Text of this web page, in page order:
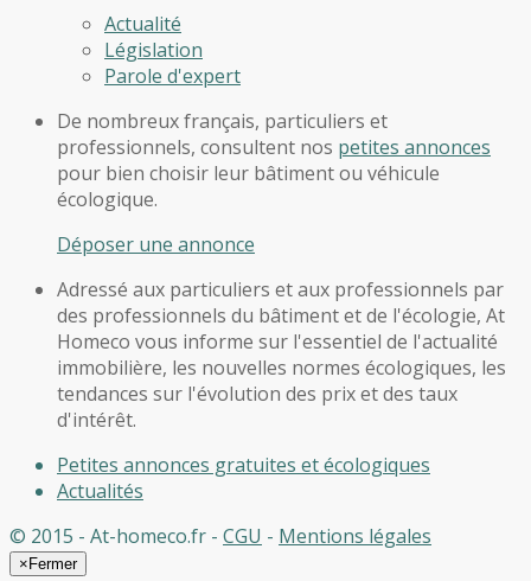
Actualité
Législation
Parole d'expert
De nombreux français, particuliers et
professionnels, consultent nos petites annonces
pour bien choisir leur bâtiment ou véhicule
écologique.
Déposer une annonce
Adressé aux particuliers et aux professionnels par
des professionnels du bâtiment et de l'écologie, At
Homeco vous informe sur l'essentiel de l'actualité
immobilière, les nouvelles normes écologiques, les
tendances sur l'évolution des prix et des taux
d'intérêt.
Petites annonces gratuites et écologiques
Actualités
© 2015 - At-homeco.fr - CGU - Mentions légales
× Fermer